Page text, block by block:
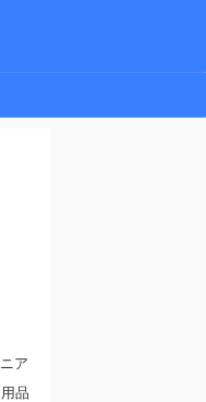
ア
品